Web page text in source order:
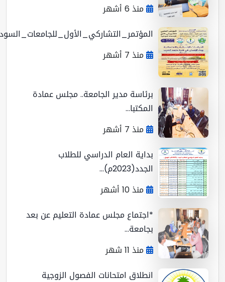
منذ 6 أشهر
المؤتمر_التشاركي_الأول_للجامعات_السوداني...
منذ 7 أشهر
برئاسة مدير الجامعة.. مجلس عمادة
المكتبا...
منذ 7 أشهر
بداية العام الدراسي للطلاب
الجدد(2023م)...
منذ 10 أشهر
*اجتماع مجلس عمادة التعليم عن بعد
بجامعة...
منذ 11 شهر
انطلاق امتحانات الفصول الزوجية